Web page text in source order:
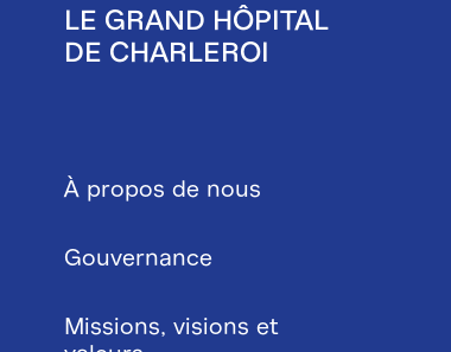
page
LE GRAND HÔPITAL
DE CHARLEROI
À propos de nous
Gouvernance
Missions, visions et